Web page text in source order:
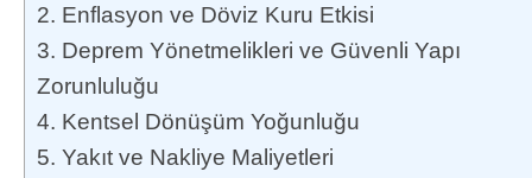
2. Enflasyon ve Döviz Kuru Etkisi
3. Deprem Yönetmelikleri ve Güvenli Yapı
Zorunluluğu
4. Kentsel Dönüşüm Yoğunluğu
5. Yakıt ve Nakliye Maliyetleri